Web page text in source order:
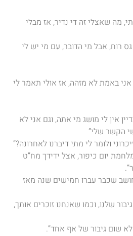
מה שאצלי זה די נדיר, אז מבלי
רוח, אבל מי הדובר, עם מי יש לי
אני באמת לא מזהה, אז אולי תאמר לי
אין לי מושג מי אתה, וגם אני לא
הקשר שלי”
ולומר לי מתי דיברנו לאחרונה?”
יום כיפור, אצל ידידך מח”ט
שכבר עברו חמישים שנה מאז
שלנו, וכמו שאנחנו זוכרים אותך,
לא שום גיבור של אף אחד”.